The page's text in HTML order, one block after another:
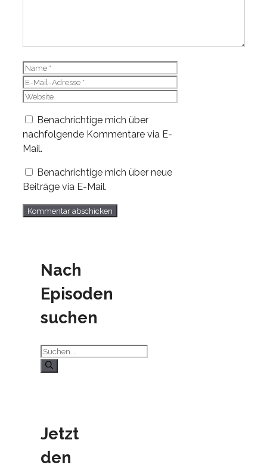
Name
E-
Mail-
Website
Benachrichtige mich über
nachfolgende Kommentare via E-
Mail.
Benachrichtige mich über neue
Beiträge via E-Mail.
Nach
Episoden
suchen
Suchen
nach:
Jetzt
den